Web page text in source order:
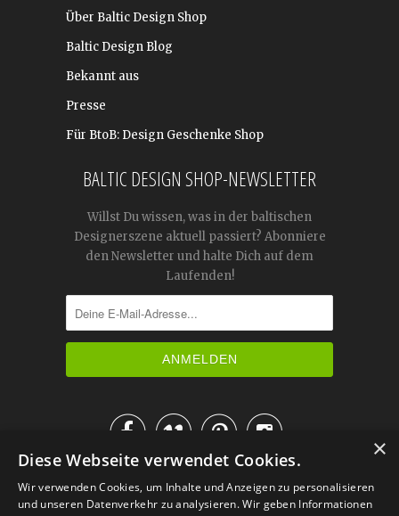
Über Baltic Design Shop
Baltic Design Blog
Bekannt aus
Presse
Für BtoB: Design Geschenke Shop
BALTIC DESIGN SHOP-NEWSLETTER
Willst Du wissen, was in der baltischen
Designerszene aktuell passiert? Abonniere
den Newsletter und halte Dich auf dem
Laufenden!

IM KATALOG BLÄTTERN
×
Diese Webseite verwendet Cookies.
Wir verwenden Cookies, um Inhalte und Anzeigen zu personalisieren
und unseren Datenverkehr zu analysieren. Wir geben Informationen